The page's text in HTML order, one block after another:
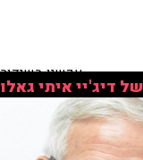
עכשיו בשידור
דיג'יי איתי גאלו